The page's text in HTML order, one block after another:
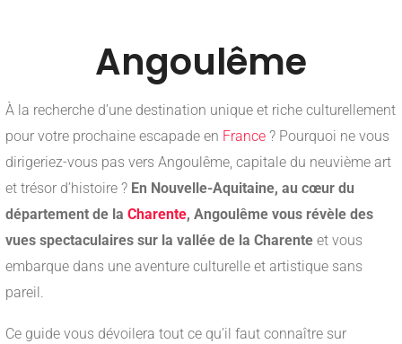
Angoulême
À la recherche d’une destination unique et riche culturellement
pour votre prochaine escapade en France ? Pourquoi ne vous
dirigeriez-vous pas vers Angoulême, capitale du neuvième art
et trésor d’histoire ? En Nouvelle-Aquitaine, au cœur du
département de la Charente, Angoulême vous révèle des
vues spectaculaires sur la vallée de la Charente et vous
embarque dans une aventure culturelle et artistique sans
pareil.
Ce guide vous dévoilera tout ce qu’il faut connaître sur